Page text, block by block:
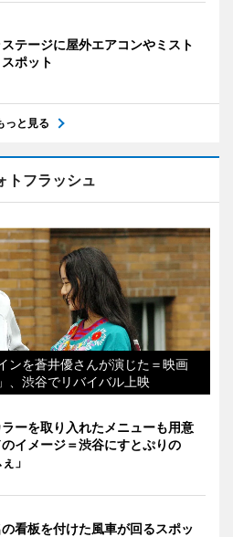
テージに屋外エアコンやミスト
ポット
っと見る
トフラッシュ
ンを蒼井優さんが演じた＝映画
、渋谷でリバイバル上映
ラーを取り入れたメニューも用意
イメージ＝渋谷にすとぷりの
」
看板を付けた風車が回るスポッ